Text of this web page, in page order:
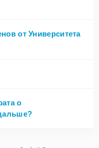
от Университета
о